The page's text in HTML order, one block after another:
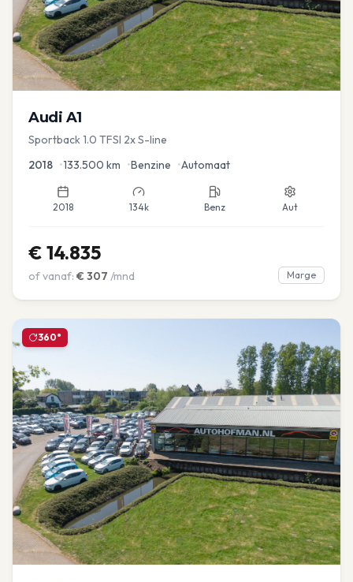
Audi A1
Sportback 1.0 TFSI 2x S-line
2018 •133.500 km •Benzine •Automaat
2018 134k Benz Aut
€ 14.835
of vanaf: € 307 /mnd Marge
360°